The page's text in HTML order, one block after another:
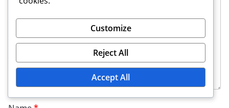
Customize
Reject All
Accept All